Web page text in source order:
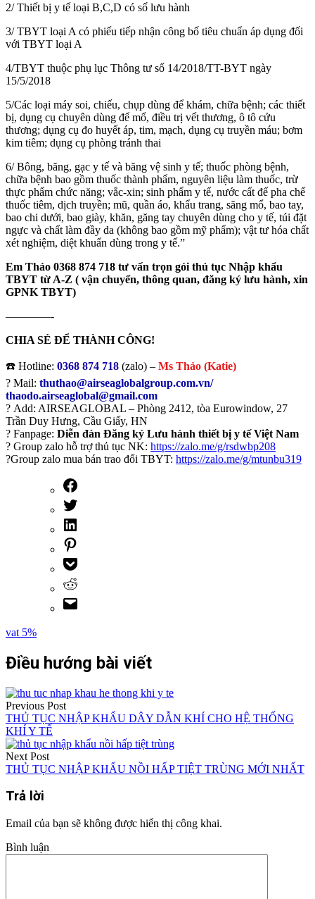
2/ Thiết bị y tế loại B,C,D có số lưu hành
3/ TBYT loại A có phiếu tiếp nhận công bố tiêu chuẩn áp dụng đối
với TBYT loại A
4/TBYT thuộc phụ lục Thông tư số 14/2018/TT-BYT ngày
15/5/2018
5/Các loại máy soi, chiếu, chụp dùng để khám, chữa bệnh; các thiết
bị, dụng cụ chuyên dùng để mổ, điều trị vết thương, ô tô cứu
thương; dụng cụ đo huyết áp, tim, mạch, dụng cụ truyền máu; bơm
kim tiêm; dụng cụ phòng tránh thai
6/ Bông, băng, gạc y tế và băng vệ sinh y tế; thuốc phòng bệnh,
chữa bệnh bao gồm thuốc thành phẩm, nguyên liệu làm thuốc, trừ
thực phẩm chức năng; vắc-xin; sinh phẩm y tế, nước cất để pha chế
thuốc tiêm, dịch truyền; mũ, quần áo, khẩu trang, săng mổ, bao tay,
bao chi dưới, bao giày, khăn, găng tay chuyên dùng cho y tế, túi đặt
ngực và chất làm đầy da (không bao gồm mỹ phẩm); vật tư hóa chất
xét nghiệm, diệt khuẩn dùng trong y tế.”
Em Thảo 0368 874 718 tư vấn trọn gói thủ tục Nhập khẩu
TBYT từ A-Z ( vận chuyển, thông quan, đăng ký lưu hành, xin
GPNK TBYT)
————-
CHIA SẺ ĐỂ THÀNH CÔNG!
☎️ Hotline: 0368 874 718 (zalo) – Ms Thảo (Katie)
? Mail: thuthao@airseaglobalgroup.com.vn/
thaodo.airseaglobal@gmail.com
? Add: AIRSEAGLOBAL – Phòng 2412, tòa Eurowindow, 27
Trần Duy Hưng, Cầu Giấy, HN
? Fanpage: Diễn đàn Đăng ký Lưu hành thiết bị y tế Việt Nam
? Group zalo hỗ trợ thủ tục NK: https://zalo.me/g/rsdwbp208
?Group zalo mua bán trao đổi TBYT: https://zalo.me/g/mtunbu319
vat 5%
Điều hướng bài viết
Previous Post
THỦ TỤC NHẬP KHẨU DÂY DẪN KHÍ CHO HỆ THỐNG
KHÍ Y TẾ
Next Post
THỦ TỤC NHẬP KHẨU NỒI HẤP TIỆT TRÙNG MỚI NHẤT
Trả lời
Email của bạn sẽ không được hiển thị công khai.
Bình luận